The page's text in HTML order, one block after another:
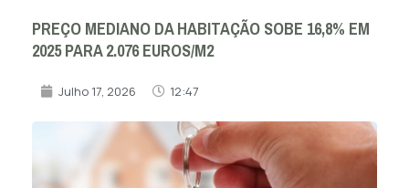
PREÇO MEDIANO DA HABITAÇÃO SOBE 16,8% EM
2025 PARA 2.076 EUROS/M2
Julho 17, 2026 12:47